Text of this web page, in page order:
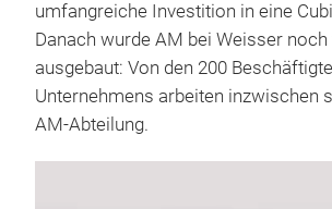
umfangreiche Investition in eine
Danach wurde AM bei Weisser
ausgebaut: Von den 200
Unternehmens arbeiten inzwischen
AM-Abteilung.